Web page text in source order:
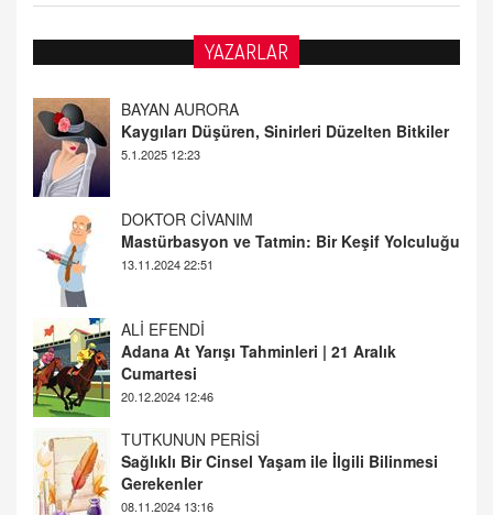
YAZARLAR
BAYAN AURORA
5.1.2025 12:23
Mastürbasyon ve Tatmin: Bir Keşif Yolculuğu
13.11.2024 22:51
Adana At Yarışı Tahminleri | 21 Aralık
Cumartesi
20.12.2024 12:46
TUTKUNUN PERİSİ
Sağlıklı Bir Cinsel Yaşam ile İlgili Bilinmesi
Gerekenler
08.11.2024 13:16